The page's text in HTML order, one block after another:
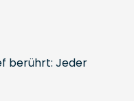
berührt: Jeder